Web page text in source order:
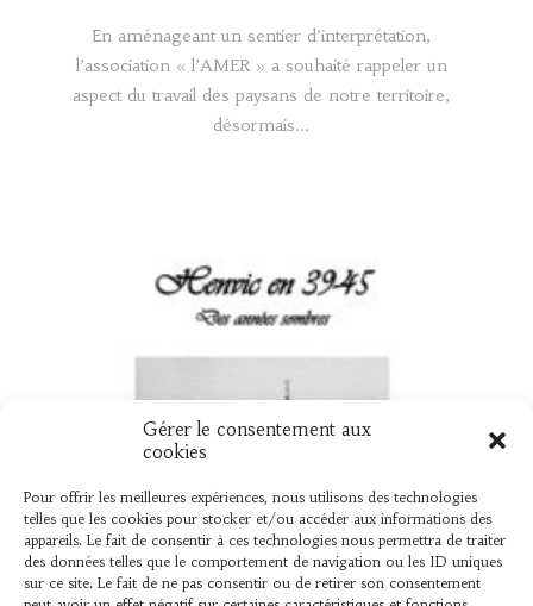
Gérer le consentement aux
cookies
Pour offrir les meilleures expériences, nous utilisons des technologies
telles que les cookies pour stocker et/ou accéder aux informations des
appareils. Le fait de consentir à ces technologies nous permettra de traiter
des données telles que le comportement de navigation ou les ID uniques
sur ce site. Le fait de ne pas consentir ou de retirer son consentement
En aménageant un sentier d’interprétation,
l’association « l’AMER » a souhaité rappeler un
aspect du travail des paysans de notre territoire,
désormais...
UN NOUVEAU LIVRE « HENVIC EN 39
Vient de sortir L’association « L’AMER » vient de
publier un ouvrage élaboré par Bernard Le Mer,
sur ce que les henvicois...